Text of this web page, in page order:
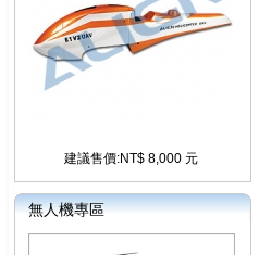
建議售價:NT$ 8,000 元
無人機專區